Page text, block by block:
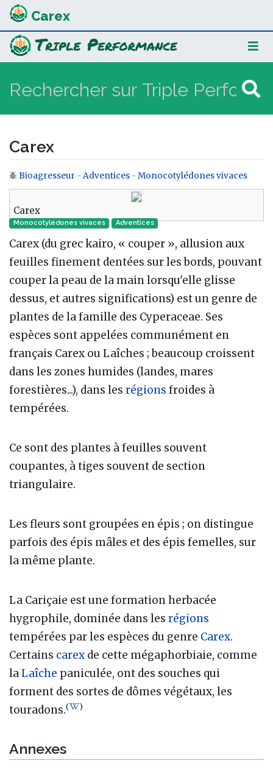
Carex
Carex
Aller à :navigation,rechercher
Bioagresseur - Adventices - Monocotylédones vivaces
Carex
Monocotylédones vivaces Adventices
Carex (du grec kairo, « couper », allusion aux
feuilles finement dentées sur les bords, pouvant
couper la peau de la main lorsqu'elle glisse
dessus, et autres significations) est un genre de
plantes de la famille des Cyperaceae. Ses
espèces sont appelées communément en
français Carex ou Laîches ; beaucoup croissent
dans les zones humides (landes, mares
forestières...), dans les régions froides à
tempérées.
Ce sont des plantes à feuilles souvent
coupantes, à tiges souvent de section
triangulaire.
Les fleurs sont groupées en épis ; on distingue
parfois des épis mâles et des épis femelles, sur
la même plante.
La Cariçaie est une formation herbacée
hygrophile, dominée dans les régions
tempérées par les espèces du genre Carex.
Certains carex de cette mégaphorbiaie, comme
laLaîche paniculée, ont des souches qui
forment des sortes de dômes végétaux, les
touradons.( )
Annexes